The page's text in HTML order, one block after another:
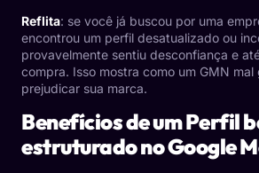
Reflita: se você já buscou por uma
encontrou um perfil desatualizado ou
provavelmente sentiu desconfiança e
compra. Isso mostra como um GMN
prejudicar sua marca.
Benefícios de um Perfil
estruturado no Google